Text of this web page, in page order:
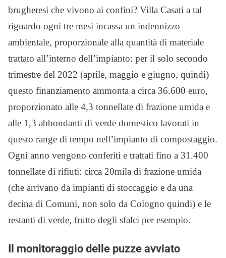
brugheresi che vivono ai confini? Villa Casati a tal
riguardo ogni tre mesi incassa un indennizzo
ambientale, proporzionale alla quantità di materiale
trattato all’interno dell’impianto: per il solo secondo
trimestre del 2022 (aprile, maggio e giugno, quindi)
questo finanziamento ammonta a circa 36.600 euro,
proporzionato alle 4,3 tonnellate di frazione umida e
alle 1,3 abbondanti di verde domestico lavorati in
questo range di tempo nell’impianto di compostaggio.
Ogni anno vengono conferiti e trattati fino a 31.400
tonnellate di rifiuti: circa 20mila di frazione umida
(che arrivano da impianti di stoccaggio e da una
decina di Comuni, non solo da Cologno quindi) e le
restanti di verde, frutto degli sfalci per esempio.
Il monitoraggio delle puzze avviato